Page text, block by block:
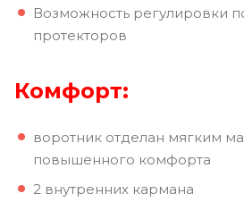
Возможность регулировки
протекторов
Комфорт:
воротник отделан мягким
повышенного комфорта
2 внутренних кармана